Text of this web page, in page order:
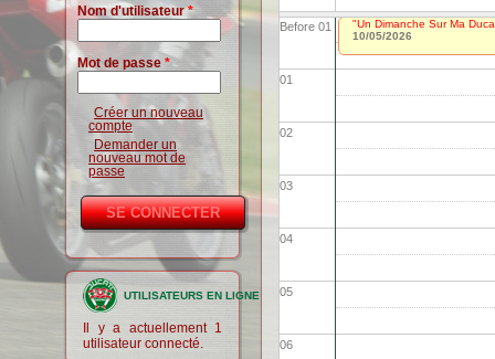
Nom d'utilisateur*
Mot de passe *
Créer un nouveau
compte
Demander un
nouveau mot de
passe
UTILISATEURS EN LIGNE
Il y a actuellement 1
utilisateur connecté.
Before 01
01
02
03
04
05
06
"Un Dimanche Sur Ma
10/05/2026